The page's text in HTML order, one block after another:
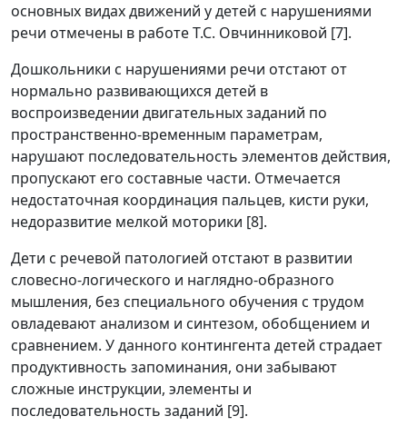
основных видах движений у детей с нарушениями
речи отмечены в работе Т.С. Овчинниковой [7].
Дошкольники с нарушениями речи отстают от
нормально развивающихся детей в
воспроизведении двигательных заданий по
пространственно-временным параметрам,
нарушают последовательность элементов действия,
пропускают его составные части. Отмечается
недостаточная координация пальцев, кисти руки,
недоразвитие мелкой моторики [8].
Дети с речевой патологией отстают в развитии
словесно-логического и наглядно-образного
мышления, без специального обучения с трудом
овладевают анализом и синтезом, обобщением и
сравнением. У данного контингента детей страдает
продуктивность запоминания, они забывают
сложные инструкции, элементы и
последовательность заданий [9].